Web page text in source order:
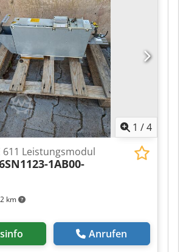
1 /4
km
611 Leistungsmodul
1AB00-
Anrufen